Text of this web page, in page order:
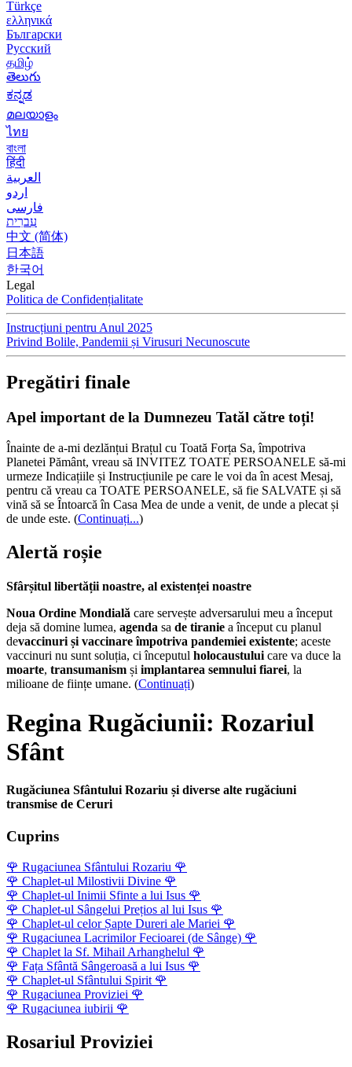
Türkçe
ελληνικά
Български
Русский
தமிழ்
తెలుగు
ಕನ್ನಡ
മലയാളം
ไทย
বাংলা
हिंदी
العربية
اردو
فارسی
עִברִית
中文 (简体)
日本語
한국어
Legal
Politica de Confidențialitate
Instrucțiuni pentru Anul 2025
Privind Bolile, Pandemii și Virusuri Necunoscute
Pregătiri finale
Apel important de la Dumnezeu Tatăl către toți!
Înainte de a-mi dezlănțui Brațul cu Toată Forța Sa, împotriva
Planetei Pământ, vreau să INVITEZ TOATE PERSOANELE să-mi
urmeze Indicațiile și Instrucțiunile pe care le voi da în acest Mesaj,
pentru că vreau ca TOATE PERSOANELE, să fie SALVATE și să
vină să se Întoarcă în Casa Mea de unde a venit, de unde a plecat și
de unde este. (Continuați...)
Alertă roșie
Sfârșitul libertății noastre, al existenței noastre
Noua Ordine Mondială care servește adversarului meu a început
deja să domine lumea, agenda sa de tiranie a început cu planul
devaccinuri și vaccinare împotriva pandemiei existente; aceste
vaccinuri nu sunt soluția, ci începutul holocaustului care va duce la
moarte, transumanism și implantarea semnului fiarei, la
milioane de ființe umane. (Continuați)
Regina Rugăciunii: Rozariul
Sfânt
Rugăciunea Sfântului Rozariu și diverse alte rugăciuni
transmise de Ceruri
Cuprins
🌹 Rugaciunea Sfântului Rozariu 🌹
🌹 Chaplet-ul Milostivii Divine 🌹
🌹 Chaplet-ul Inimii Sfinte a lui Isus 🌹
🌹 Chaplet-ul Sângelui Prețios al lui Isus 🌹
🌹 Chaplet-ul celor Șapte Dureri ale Mariei 🌹
🌹 Rugaciunea Lacrimilor Fecioarei (de Sânge) 🌹
🌹 Chaplet la Sf. Mihail Arhanghelul 🌹
🌹 Fața Sfântă Sângeroasă a lui Isus 🌹
🌹 Chaplet-ul Sfântului Spirit 🌹
🌹 Rugaciunea Proviziei 🌹
🌹 Rugaciunea iubirii 🌹
Rosariul Proviziei